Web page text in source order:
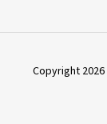
Copyright 2026